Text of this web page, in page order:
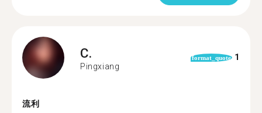
C.
Pingxiang
format_quote 1
流利